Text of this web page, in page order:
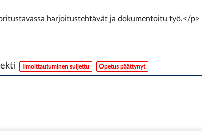
harjoitustehtävät ja dokumentoitu työ.</p>
Ilmoittautuminen suljettu Opetus päättynyt